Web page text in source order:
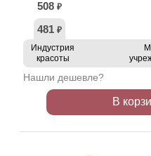
508 ₽
481 ₽
Индустрия
красоты
Нашли дешевле?
В